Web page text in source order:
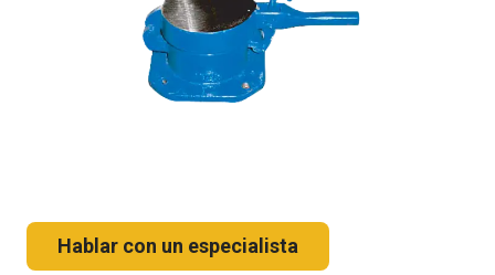
Hablar con un especialista